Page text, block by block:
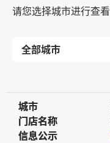
请您选择城市进行查看
城市
城市
门店名称
门店名称
信息公示
信息公示